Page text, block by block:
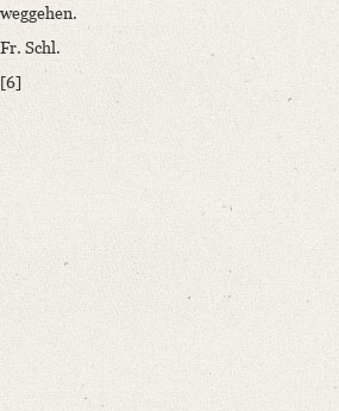
weggehen.
Fr. Schl.
[6]